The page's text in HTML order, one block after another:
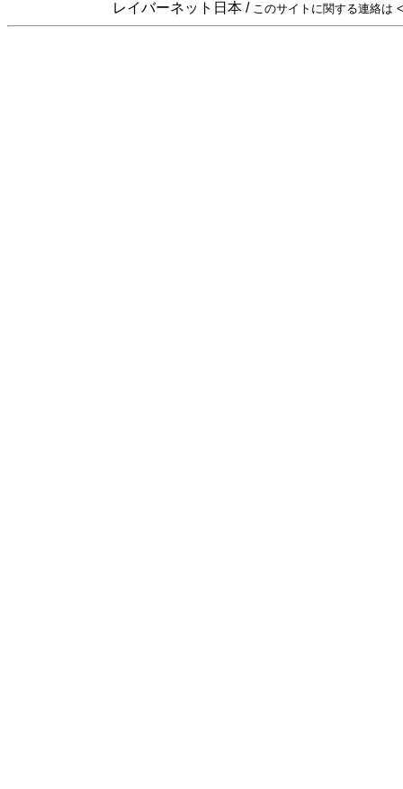
レイバーネット日本 / このサイトに関する連絡は